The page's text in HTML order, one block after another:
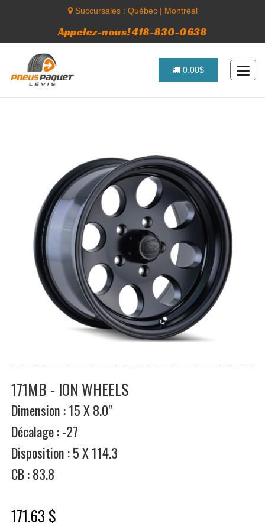
Succursales : Québec| Montréal
Appelez-nous! 418-830-0638
0.00$
171MB - ION WHEELS
Dimension : 15 X 8.0"
Décalage : -27
Disposition : 5 X 114.3
CB : 83.8
171.63 $